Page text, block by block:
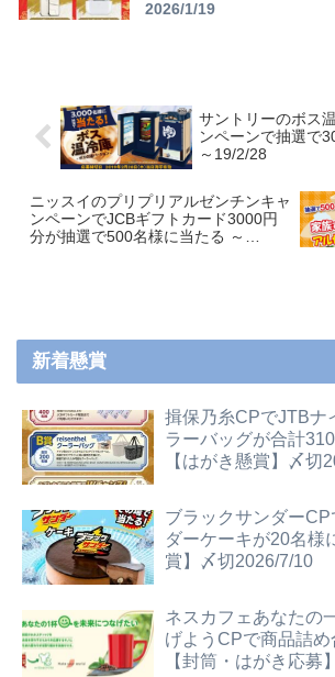
2026/1/19
サントリーのボス
ンペーンで抽選で
～19/2/28
ニッスイのプリプリアルゼンチンキャ
ンペーンでJCBギフトカード3000円
分が抽選で500名様に当たる ～
新着懸賞
揖保乃糸CPでJTBナ
ラーバッグが合計
【はがき懸賞】〆切
ブラックサンダー
ダーケーキが20名様
賞】〆切2026/7/10
ネスカフェあなたの
げようCPで商品詰
【封筒・はがき応募